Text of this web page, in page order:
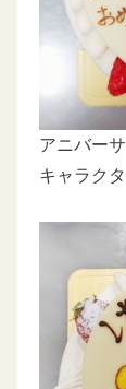
アニバー
キャラク